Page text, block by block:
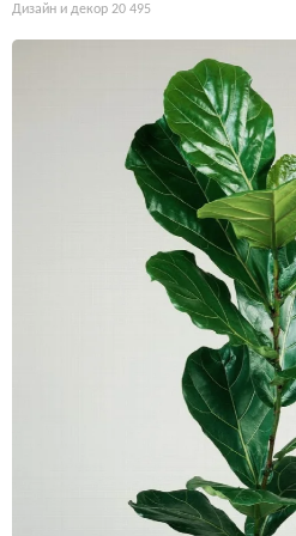
Дизайн и декор 20 495